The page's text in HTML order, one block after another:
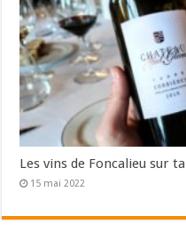
Les vins de Foncalieu sur
15 mai 2022